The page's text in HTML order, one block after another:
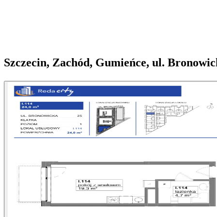
Szczecin, Zachód, Gumieńce, ul.